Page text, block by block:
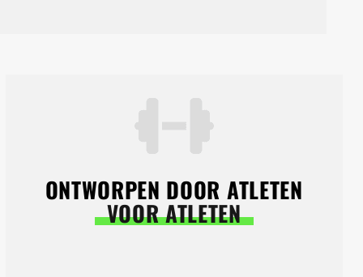
ONTWORPEN DOOR ATLETEN
VOOR ATLETEN